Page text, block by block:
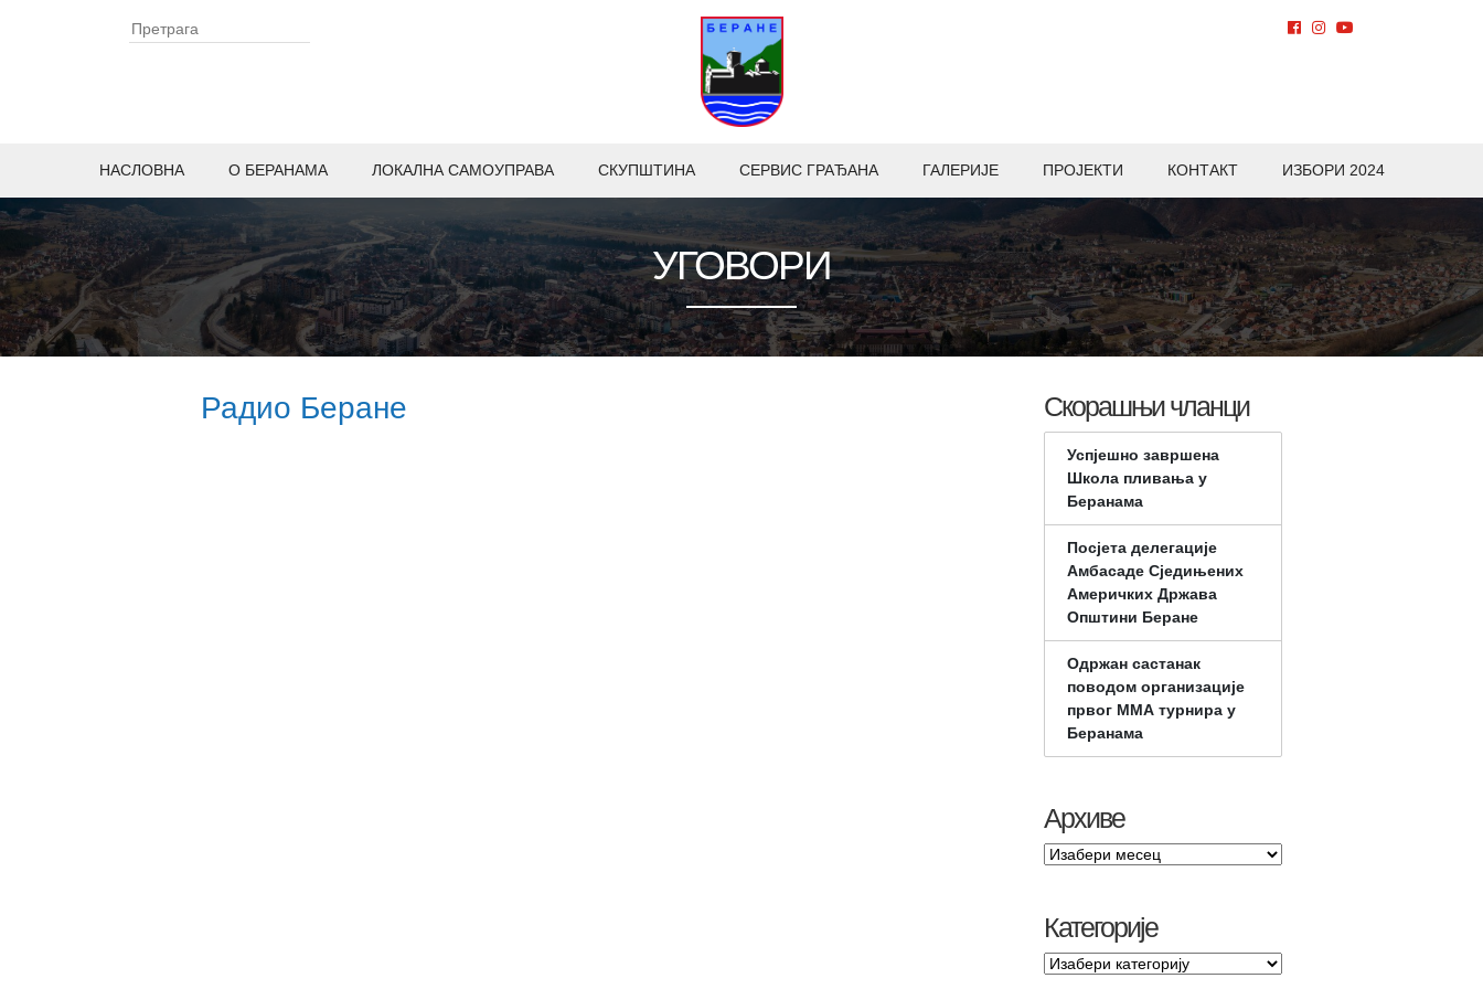
НАСЛОВНА O БЕРАНАМА ЛОКАЛНА САМОУПРАВА СКУПШТИНА СЕРВИС ГРАЂАНА ГАЛЕРИЈЕ ПРОЈЕКТИ КОНТАКТ ИЗБОРИ 2024
УГОВОРИ
Радио Беране Скорашњи чланци
Успјешно завршена
Школа пливања у
Беранама
Посјета делегације
Амбасаде Сједињених
Америчких Држава
Општини Беране
Одржан састанак
поводом организације
првог ММА турнира у
Беранама
Архиве
Категорије